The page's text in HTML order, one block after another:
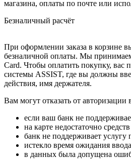
магазина, оплаты по почте или
Безналичный расчёт
При оформлении заказа в корзине
безналичной оплаты. Мы
Card. Чтобы оплатить покупку, вас
системы ASSIST, где вы должны
действия, имя держателя.
Вам могут отказать от авторизации
если ваш банк не
на карте недостаточно
банк не поддерживает услугу
истекло время ожидания
в данных была допущена